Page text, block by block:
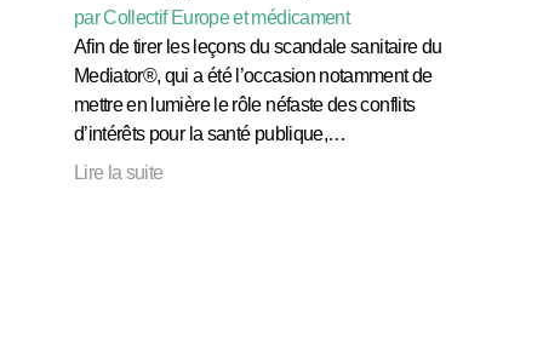
par Collectif Europe et médicament
Afin de tirer les leçons du scandale sanitaire du
Mediator®, qui a été l’occasion notamment de
mettre en lumière le rôle néfaste des conflits
d’intérêts pour la santé publique,…
Lire la suite